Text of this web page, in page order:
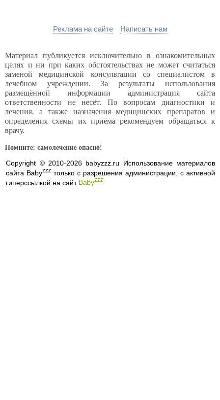
Реклама на сайте Написать нам
Материал публикуется исключительно в ознакомительных
целях и ни при каких обстоятельствах не может считаться
заменой медицинской консультации со специалистом в
лечебном учреждении. За результаты использования
размещённой информации администрация сайта
ответственности не несёт. По вопросам диагностики и
лечения, а также назначения медицинских препаратов и
определения схемы их приёма рекомендуем обращаться к
врачу.
Помните: самолечение опасно!
Copyright © 2010-2026 babyzzz.ru Использование материалов
сайта Babyzzz только с разрешения администрации, с активной
гиперссылкой на сайт Babyzzz